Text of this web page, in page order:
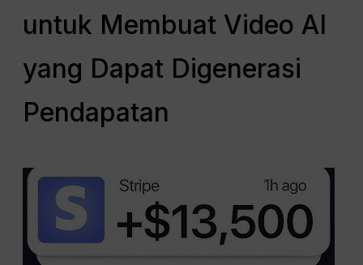
untuk Membuat Video AI
yang Dapat Digenerasi
Pendapatan